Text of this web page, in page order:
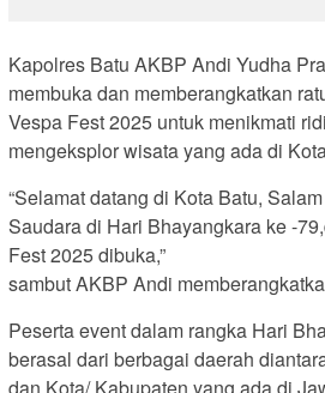
Kapolres Batu AKBP Andi Yudha
membuka dan memberangkatkan
Vespa Fest 2025 untuk menikmati
mengeksplor wisata yang ada di
“Selamat datang di Kota Batu,
Saudara di Hari Bhayangkara ke -
Fest 2025 dibuka,”
sambut AKBP Andi
Peserta event dalam rangka Hari
berasal dari berbagai daerah
dan Kota/ Kabupaten yang ada di